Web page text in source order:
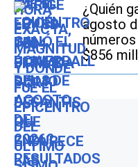
¿Quién
agosto
$856